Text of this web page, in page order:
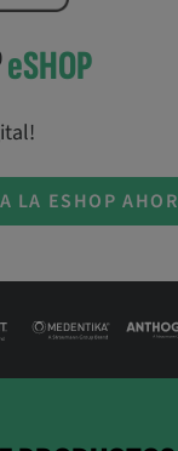
eSHOP
LA ESHOP